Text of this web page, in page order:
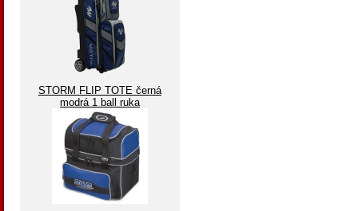
STORM FLIP TOTE černá
modrá 1 ball ruka